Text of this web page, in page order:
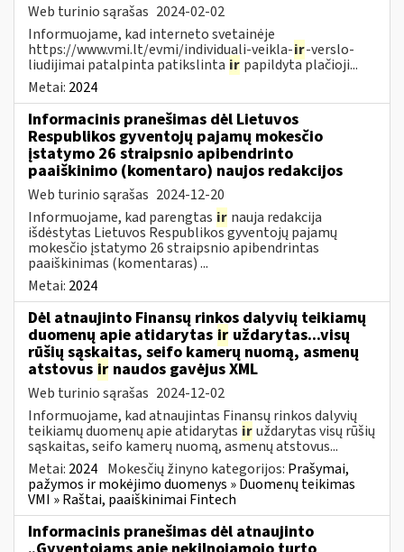
Web turinio sąrašas 2024-02-02
Informuojame, kad interneto svetainėje
https://www.vmi.lt/evmi/individuali-veikla-ir-verslo-
liudijimai patalpinta patikslinta ir papildyta plačioji...
Metai: 2024
Informacinis pranešimas dėl Lietuvos
Respublikos gyventojų pajamų mokesčio
įstatymo 26 straipsnio apibendrinto
paaiškinimo (komentaro) naujos redakcijos
Web turinio sąrašas 2024-12-20
Informuojame, kad parengtas ir nauja redakcija
išdėstytas Lietuvos Respublikos gyventojų pajamų
mokesčio įstatymo 26 straipsnio apibendrintas
paaiškinimas (komentaras) ...
Metai: 2024
Dėl atnaujinto Finansų rinkos dalyvių teikiamų
duomenų apie atidarytas ir uždarytas...visų
rūšių sąskaitas, seifo kamerų nuomą, asmenų
atstovus ir naudos gavėjus XML
Web turinio sąrašas 2024-12-02
Informuojame, kad atnaujintas Finansų rinkos dalyvių
teikiamų duomenų apie atidarytas iruždarytas visų rūšių
sąskaitas, seifo kamerų nuomą, asmenų atstovus...
Metai: 2024 Mokesčių žinyno kategorijos: Prašymai,
pažymos ir mokėjimo duomenys » Duomenų teikimas
VMI » Raštai, paaiškinimai Fintech
Informacinis pranešimas dėl atnaujinto